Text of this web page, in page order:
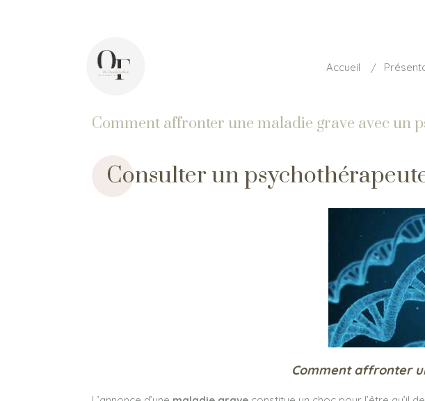
Accueil
Comment affronter une maladie grave avec un
Consulter un
Comment affronter